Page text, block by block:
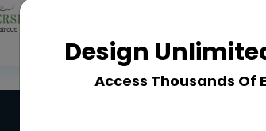
Design
Access Thousands Of